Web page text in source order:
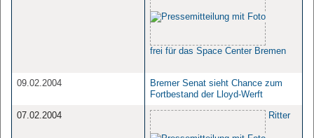
frei für das Space Center Bremen
09.02.2004
Bremer Senat sieht Chance zum
Fortbestand der Lloyd-Werft
07.02.2004
Ritter